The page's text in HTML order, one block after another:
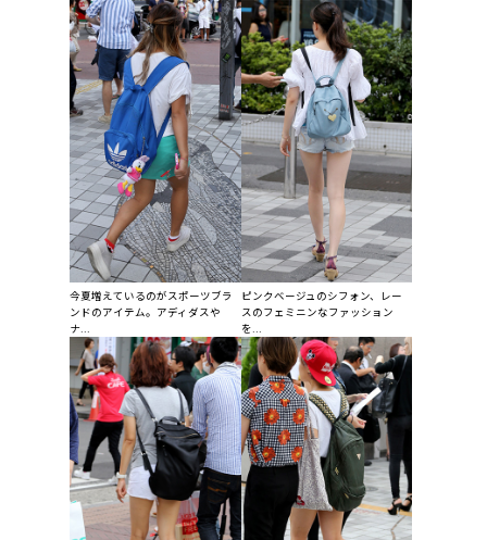
今夏増えているのがスポーツブラ
ンドのアイテム。アディダスや
ナ...
ピンクベージュのシフォン、レー
スのフェミニンなファッション
を...